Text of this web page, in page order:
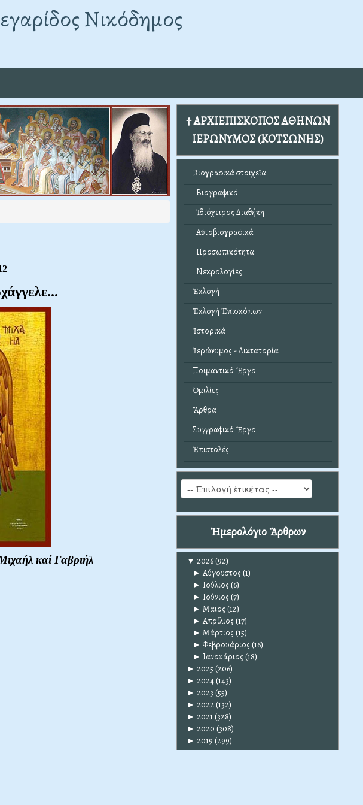
Νικόδημος
καί Γαβριήλ
† ΑΡΧΙΕΠΙΣΚΟΠΟΣ ΑΘΗΝΩΝ
ΙΕΡΩΝΥΜΟΣ (ΚΟΤΣΩΝΗΣ)
Βιογραφικά στοιχεῖα
Βιογραφικό
Ἰδιόχειρος Διαθήκη
Αὐτοβιογραφικά
Προσωπικότητα
Νεκρολογίες
Ἐκλογή
Ἐκλογή Ἐπισκόπων
Ἱστορικά
Ἱερώνυμος - Δικτατορία
Ποιμαντικό Ἔργο
Ὁμιλίες
Ἄρθρα
Συγγραφικό Ἔργο
Ἐπιστολές
Ἡμερολόγιο Ἄρθρων
▼ 2026(92)
► Αύγουστος (1)
► Ιούλιος (6)
► Ιούνιος (7)
► Μαϊος (12)
► Απρίλιος (17)
► Μάρτιος (15)
► Φεβρουάριος (16)
► Ιανουάριος (18)
► 2025 (206)
► 2024(143)
► 2023 (55)
► 2022(132)
► 2021(328)
► 2020 (308)
► 2019 (299)